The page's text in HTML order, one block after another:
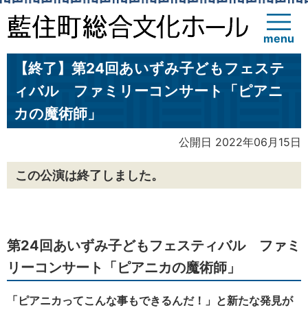
menu
【終了】第24回あいずみ子どもフェステ
ィバル ファミリーコンサート「ピアニ
カの魔術師」
公開日 2022年06月15日
この公演は終了しました。
第24回あいずみ子どもフェスティバル ファミ
リーコンサート「ピアニカの魔術師」
「ピアニカってこんな事もできるんだ！」と新たな発見が